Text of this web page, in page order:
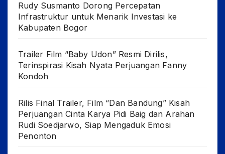
Rudy Susmanto Dorong Percepatan
Infrastruktur untuk Menarik Investasi ke
Kabupaten Bogor
Trailer Film “Baby Udon” Resmi Dirilis,
Terinspirasi Kisah Nyata Perjuangan Fanny
Kondoh
Rilis Final Trailer, Film “Dan Bandung” Kisah
Perjuangan Cinta Karya Pidi Baig dan Arahan
Rudi Soedjarwo, Siap Mengaduk Emosi
Penonton